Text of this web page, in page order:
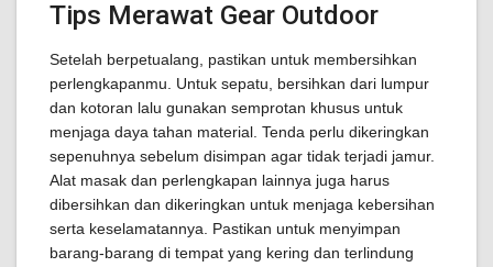
Tips Merawat Gear Outdoor
Setelah berpetualang, pastikan untuk membersihkan
perlengkapanmu. Untuk sepatu, bersihkan dari lumpur
dan kotoran lalu gunakan semprotan khusus untuk
menjaga daya tahan material. Tenda perlu dikeringkan
sepenuhnya sebelum disimpan agar tidak terjadi jamur.
Alat masak dan perlengkapan lainnya juga harus
dibersihkan dan dikeringkan untuk menjaga kebersihan
serta keselamatannya. Pastikan untuk menyimpan
barang-barang di tempat yang kering dan terlindung